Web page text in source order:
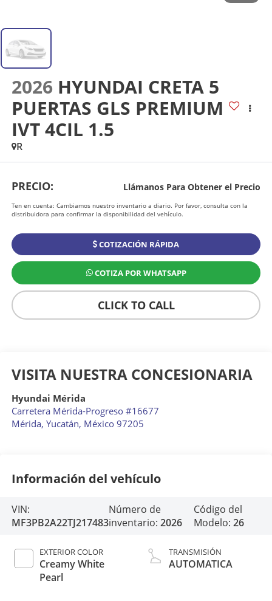
2026 HYUNDAI CRETA 5
PUERTAS GLS PREMIUM
IVT 4CIL 1.5
R
PRECIO: Llámanos Para Obtener el Precio
Ten en cuenta: Cambiamos nuestro inventario a diario. Por favor, consulta con la
distribuidora para confirmar la disponibilidad del vehículo.
COTIZACIÓN RÁPIDA
COTIZA POR WHATSAPP
CLICK TO CALL
VISITA NUESTRA CONCESIONARIA
Hyundai Mérida
Carretera Mérida-Progreso #16677
Mérida, Yucatán, México 97205
Información del vehículo
VIN:
MF3PB2A22TJ217483
Número de
inventario: 2026
Código del
Modelo: 26
EXTERIOR COLOR
Creamy White
Pearl
TRANSMISIÓN
AUTOMATICA